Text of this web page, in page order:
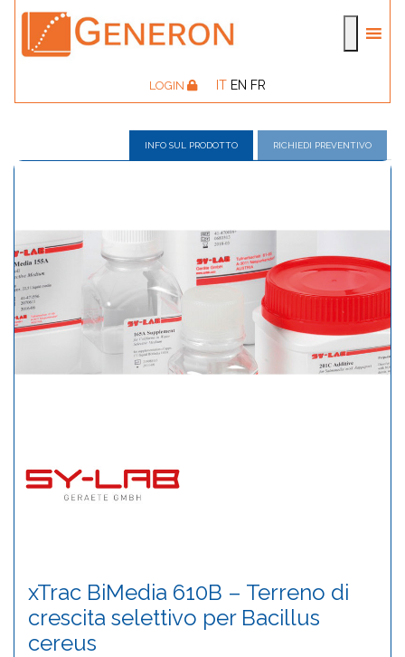
LOGIN IT EN FR
INFO SUL PRODOTTO RICHIEDI PREVENTIVO
xTrac BiMedia 610B – Terreno di
crescita selettivo per Bacillus
cereus